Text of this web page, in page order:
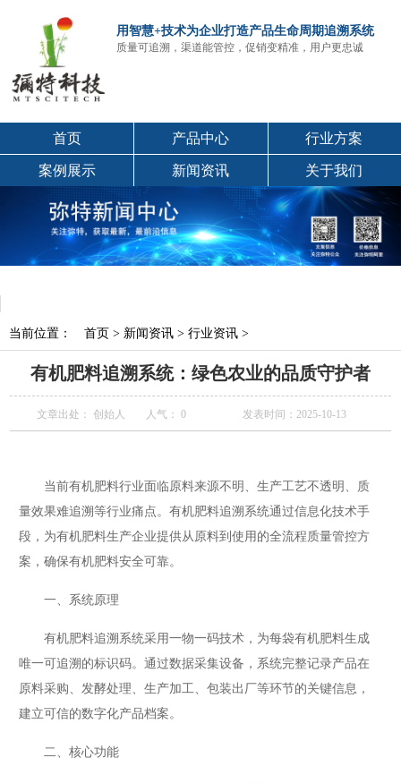
用智慧+技术为企业打造产品生命周期追溯系统
质量可追溯，渠道能管控，促销变精准，用户更忠诚
首页 产品中心 行业方案
案例展示 新闻资讯 关于我们
当前位置： 首页 > 新闻资讯 > 行业资讯 >
有机肥料追溯系统：绿色农业的品质守护者
文章出处： 创始人 人气： 0 发表时间：2025-10-13
当前有机肥料行业面临原料来源不明、生产工艺不透明、质
量效果难追溯等行业痛点。有机肥料追溯系统通过信息化技术手
段，为有机肥料生产企业提供从原料到使用的全流程质量管控方
案，确保有机肥料安全可靠。
一、系统原理
有机肥料追溯系统采用一物一码技术，为每袋有机肥料生成
唯一可追溯的标识码。通过数据采集设备，系统完整记录产品在
原料采购、发酵处理、生产加工、包装出厂等环节的关键信息，
建立可信的数字化产品档案。
二、核心功能